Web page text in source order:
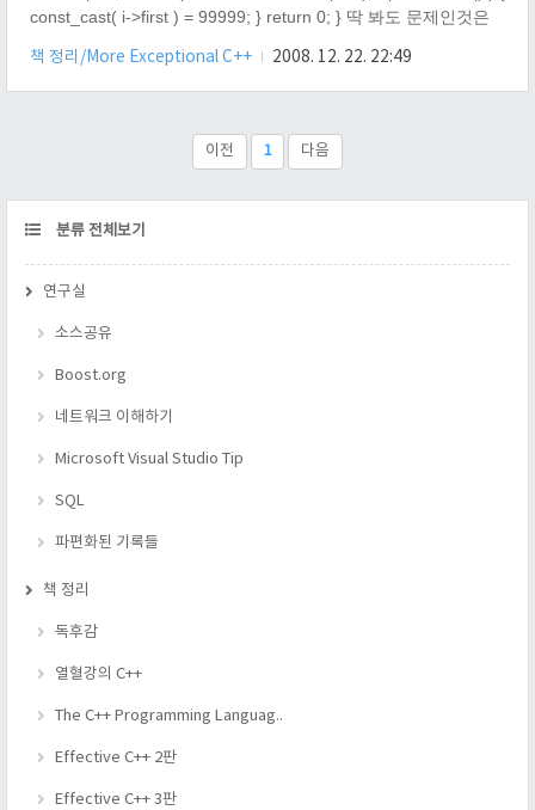
const_cast( i->first ) = 99999; } return 0; } 딱 봐도 문제인것은
이렇게 key 를 바꾸게 되면, 큰 문제가 생기게 되므로 절대 해야
하지 말아야 한다. 만약 키를 바꾸고 싶다면, 다음 코드처럼 해야
#include #include int main( void..
책 정리/More Exceptional C++ 2008. 12. 22. 22:49
이전 1 다음
CATEGORY
분류 전체보기
연구실
소스공유
Boost.org
네트워크 이해하기
Microsoft Visual Studio Tip
SQL
파편화된 기록들
책 정리
독후감
열혈강의 C++
The C++ Programming Languag..
Effective C++ 2판
Effective C++ 3판